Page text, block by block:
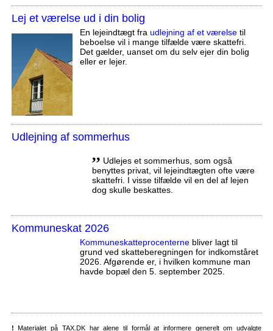
Lej et værelse ud i din bolig
En lejeindtægt fra udlejning af et værelsetil
beboelse vil i mange tilfælde være skattefri.
Det gælder, uanset om du selv ejer din bolig
eller er lejer.
Udlejning af sommerhus
,, Udlejes et sommerhus, som også
benyttes privat, vil lejeindtægten ofte være
skattefri. I visse tilfælde vil en del af lejen
dog skulle beskattes.
Kommuneskat 2026
Kommuneskatte­procenternebliver lagt til
grund ved skatteberegningen for indkomståret
2026. Afgørende er, i hvilken kommune man
havde bopæl den 5. september 2025.
! Materialet på TAX.DK har alene til formål at informere generelt om udvalgte